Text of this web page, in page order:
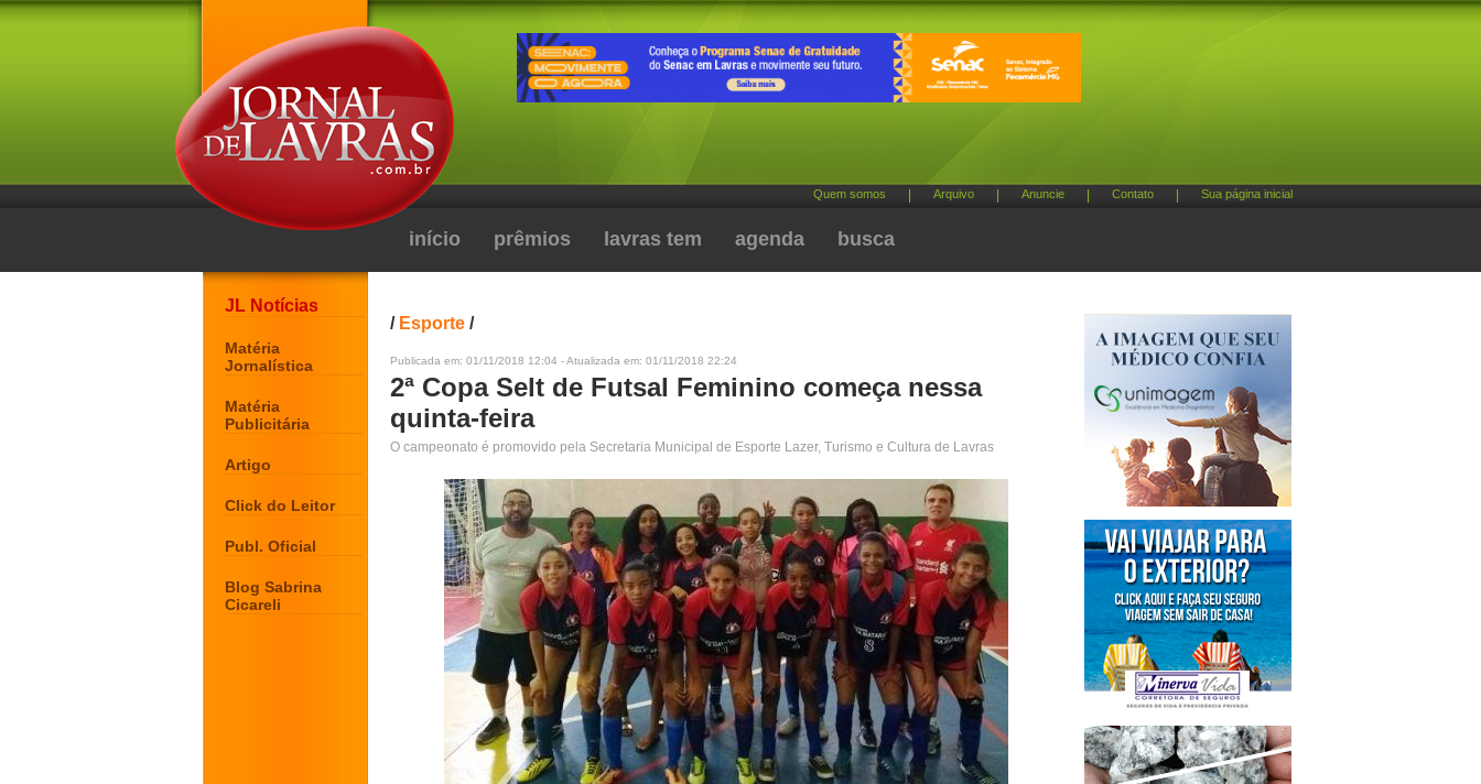
Quem somos Arquivo Anuncie Contato Sua página inicial
início prêmios lavras tem agenda busca
JL Notícias
Matéria
Jornalística
Matéria
Publicitária
Artigo
Click do Leitor
Publ. Oficial
Blog Sabrina
Cicareli
/ Esporte /
Publicada em: 01/11/2018 12:04 - Atualizada em: 01/11/2018 22:24
2ª Copa Selt de Futsal Feminino começa nessa
quinta-feira
O campeonato é promovido pela Secretaria Municipal de Esporte Lazer, Turismo e Cultura de Lavras